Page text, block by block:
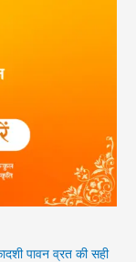
पावन व्रत की सही